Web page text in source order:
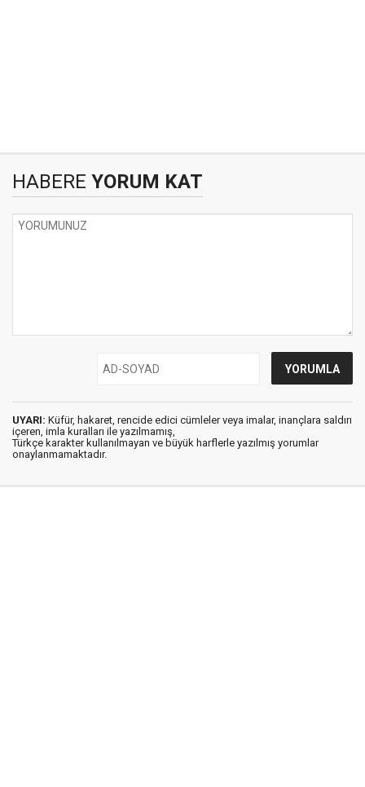
HABERE YORUM KAT
UYARI: Küfür, hakaret, rencide edici cümleler veya imalar, inançlara saldırı
içeren, imla kuralları ile yazılmamış,
Türkçe karakter kullanılmayan ve büyük harflerle yazılmış yorumlar
onaylanmamaktadır.